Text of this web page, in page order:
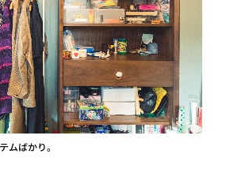
ムばかり。